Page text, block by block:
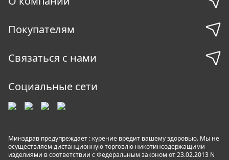
Покупателям
Связаться с нами
Социальные сети
Минздрав предупреждает : курение вредит вашему здоровью. Мы не
осуществляем дистанционную торговлю никотинсодержащими
изделиями в соответствии с Федеральным законом от 23.02.2013 N